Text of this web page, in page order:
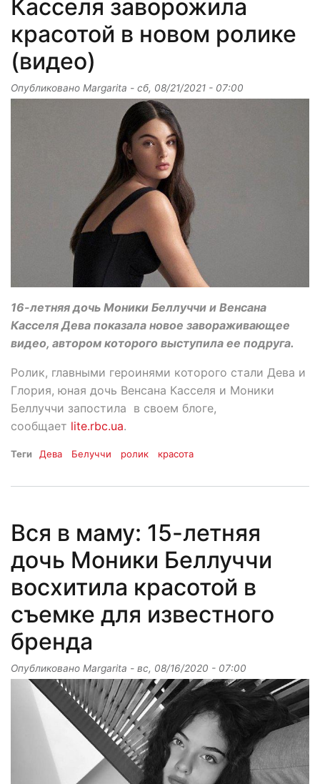
Касселя заворожила
красотой в новом ролике
(видео)
Опубликовано Margarita - сб, 08/21/2021 - 07:00
16-летняя дочь Моники Беллуччи и Венсана
Касселя Дева показала новое завораживающее
видео, автором которого выступила ее подруга.
Ролик, главными героинями которого стали Дева и
Глория, юная дочь Венсана Касселя и Моники
Беллуччи запостила в своем блоге,
сообщает lite.rbc.ua.
Теги Дева Белуччи ролик красота
Вся в маму: 15-летняя
дочь Моники Беллуччи
восхитила красотой в
съемке для известного
бренда
Опубликовано Margarita - вс, 08/16/2020 - 07:00